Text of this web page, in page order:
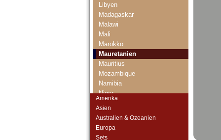
Libyen
Madagaskar
Malawi
Mali
Marokko
Mauretanien
Mauritius
Mozambique
Namibia
Niger
Rhodesien
Amerika
Asien
Australien & Ozeanien
Europa
Sets